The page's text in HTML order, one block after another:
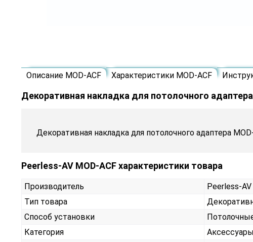
Описание MOD-ACF Характеристики MOD-ACF
Декоративная накладка для потолочного
Декоративная накладка для потолочного адаптера
Peerless-AV MOD-ACF характеристики товара
Производитель
Peerless-AV
Тип товара
Способ установки
Категория
Аксессуары